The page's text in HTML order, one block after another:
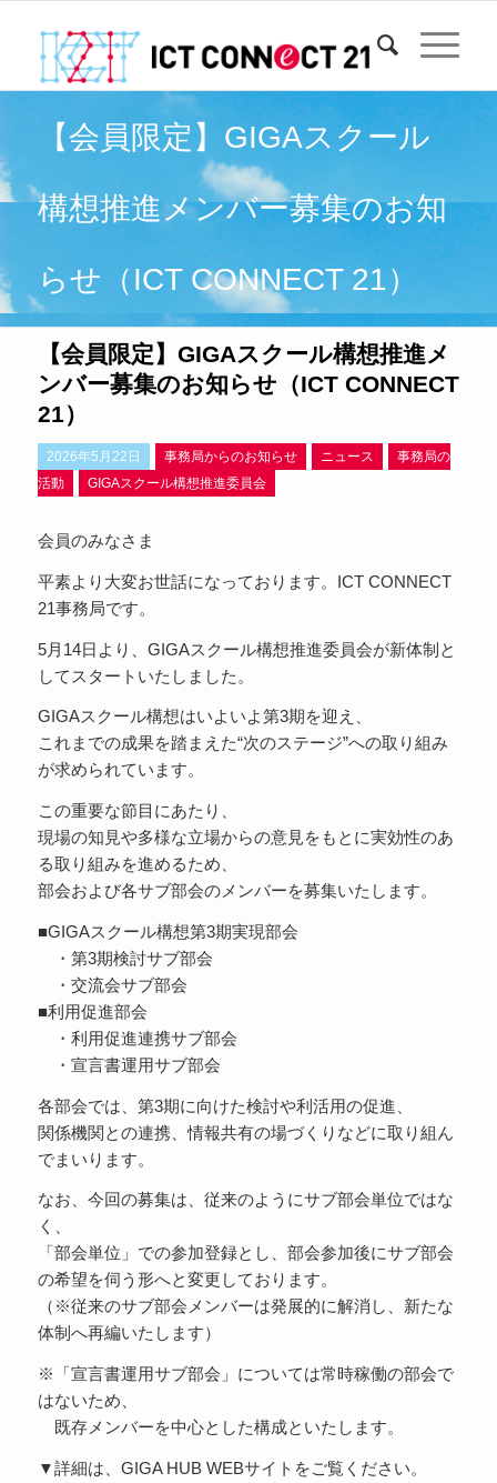
【会員限定】GIGAスクール
構想推進メンバー募集のお知
らせ（ICT CONNECT 21）
【会員限定】GIGAスクール構想推進メ
ンバー募集のお知らせ（ICT CONNECT
21）
2026年5月22日 事務局からのお知らせ ニュース
事務局の
活動
GIGAスクール構想推進委員会
会員のみなさま
平素より大変お世話になっております。ICT CONNECT
21事務局です。
5月14日より、GIGAスクール構想推進委員会が新体制と
してスタートいたしました。
GIGAスクール構想はいよいよ第3期を迎え、
これまでの成果を踏まえた“次のステージ”への取り組み
が求められています。
この重要な節目にあたり、
現場の知見や多様な立場からの意見をもとに実効性のあ
る取り組みを進めるため、
部会および各サブ部会のメンバーを募集いたします。
■GIGAスクール構想第3期実現部会
・第3期検討サブ部会
・交流会サブ部会
■利用促進部会
・利用促進連携サブ部会
・宣言書運用サブ部会
各部会では、第3期に向けた検討や利活用の促進、
関係機関との連携、情報共有の場づくりなどに取り組ん
でまいります。
なお、今回の募集は、従来のようにサブ部会単位ではな
く、
「部会単位」での参加登録とし、部会参加後にサブ部会
の希望を伺う形へと変更しております。
（※従来のサブ部会メンバーは発展的に解消し、新たな
体制へ再編いたします）
※「宣言書運用サブ部会」については常時稼働の部会で
はないため、
既存メンバーを中心とした構成といたします。
▼詳細は、GIGA HUB WEBサイトをご覧ください。